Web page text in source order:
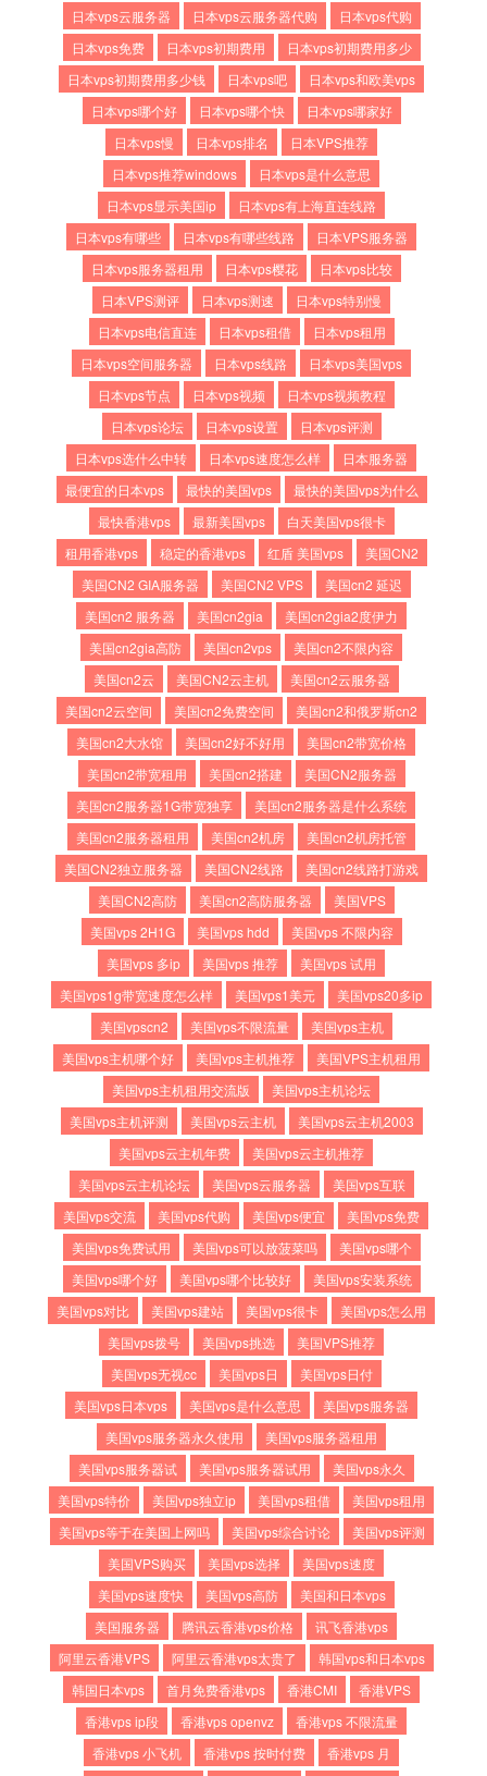
日本vps云服务器
日本vps云服务器代购
日本vps代购
日本vps免费
日本vps初期费用
日本vps初期费用多少
日本vps初期费用多少钱
日本vps吧
日本vps和欧美vps
日本vps哪个好
日本vps哪个快
日本vps哪家好
日本vps慢
日本vps排名
日本VPS推荐
日本vps推荐windows
日本vps是什么意思
日本vps显示美国ip
日本vps有上海直连线路
日本vps有哪些
日本vps有哪些线路
日本VPS服务器
日本vps服务器租用
日本vps樱花
日本vps比较
日本VPS测评
日本vps测速
日本vps特别慢
日本vps电信直连
日本vps租借
日本vps租用
日本vps空间服务器
日本vps线路
日本vps美国vps
日本vps节点
日本vps视频
日本vps视频教程
日本vps论坛
日本vps设置
日本vps评测
日本vps选什么中转
日本vps速度怎么样
日本服务器
最便宜的日本vps
最快的美国vps
最快的美国vps为什么
最快香港vps
最新美国vps
白天美国vps很卡
租用香港vps
稳定的香港vps 红盾 美国vps
美国CN2
美国CN2 GIA服务器
美国CN2 VPS
美国cn2 延迟
美国cn2 服务器
美国cn2gia
美国cn2gia2度伊力
美国cn2gia高防
美国cn2vps
美国cn2不限内容
美国cn2云
美国CN2云主机
美国cn2云服务器
美国cn2云空间
美国cn2免费空间
美国cn2和俄罗斯cn2
美国cn2大水馆
美国cn2好不好用
美国cn2带宽价格
美国cn2带宽租用
美国cn2搭建
美国CN2服务器
美国cn2服务器1G带宽独享
美国cn2服务器是什么系统
美国cn2服务器租用
美国cn2机房
美国cn2机房托管
美国CN2独立服务器
美国CN2线路
美国cn2线路打游戏
美国CN2高防
美国cn2高防服务器
美国VPS
美国vps 2H1G
美国vps hdd
美国vps 不限内容
美国vps 多ip
美国vps 推荐
美国vps 试用
美国vps1g带宽速度怎么样
美国vps1美元
美国vps20多ip
美国vpscn2
美国vps不限流量
美国vps主机
美国vps主机哪个好
美国vps主机推荐
美国VPS主机租用
美国vps主机租用交流版
美国vps主机论坛
美国vps主机评测
美国vps云主机
美国vps云主机2003
美国vps云主机年费
美国vps云主机推荐
美国vps云主机论坛
美国vps云服务器
美国vps互联
美国vps交流
美国vps代购 美国vps便宜
美国vps免费
美国vps免费试用
美国vps可以放菠菜吗
美国vps哪个
美国vps哪个好
美国vps哪个比较好
美国vps安装系统
美国vps对比
美国vps建站 美国vps很卡
美国vps怎么用
美国vps拨号
美国vps挑选
美国VPS推荐
美国vps无视cc
美国vps日
美国vps日付
美国vps日本vps
美国vps是什么意思
美国vps服务器
美国vps服务器永久使用
美国vps服务器租用
美国vps服务器试
美国vps服务器试用
美国vps永久
美国vps特价
美国vps独立ip 美国vps租借
美国vps租用
美国vps等于在美国上网吗
美国vps综合讨论
美国vps评测
美国VPS购买
美国vps选择
美国vps速度
美国vps速度快
美国vps高防
美国和日本vps
美国服务器
腾讯云香港vps价格
讯飞香港vps
阿里云香港VPS
阿里云香港vps太贵了
韩国vps和日本vps
韩国日本vps
首月免费香港vps 香港CMI
香港VPS
香港vps ip段
香港vps openvz
香港vps 不限流量
香港vps 小飞机
香港vps 按时付费
香港vps 月